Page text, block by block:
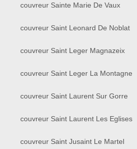
couvreur Sainte Marie De Vaux
couvreur Saint Leonard De Noblat
couvreur Saint Leger Magnazeix
couvreur Saint Leger La Montagne
couvreur Saint Laurent Sur Gorre
couvreur Saint Laurent Les Eglises
couvreur Saint Jusaint Le Martel